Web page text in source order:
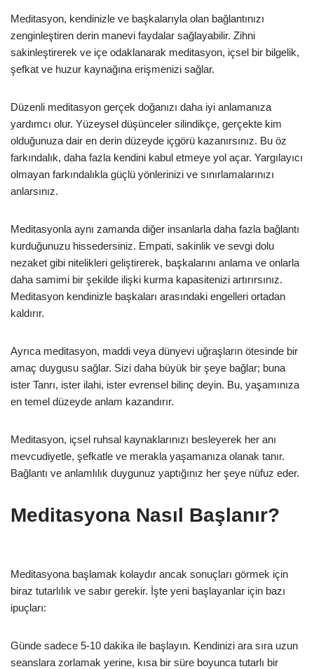
Meditasyon, kendinizle ve başkalarıyla olan bağlantınızı
zenginleştiren derin manevi faydalar sağlayabilir. Zihni
sakinleştirerek ve içe odaklanarak meditasyon, içsel bir bilgelik,
şefkat ve huzur kaynağına erişmenizi sağlar.
Düzenli meditasyon gerçek doğanızı daha iyi anlamanıza
yardımcı olur. Yüzeysel düşünceler silindikçe, gerçekte kim
olduğunuza dair en derin düzeyde içgörü kazanırsınız. Bu öz
farkındalık, daha fazla kendini kabul etmeye yol açar. Yargılayıcı
olmayan farkındalıkla güçlü yönlerinizi ve sınırlamalarınızı
anlarsınız.
Meditasyonla aynı zamanda diğer insanlarla daha fazla bağlantı
kurduğunuzu hissedersiniz. Empati, sakinlik ve sevgi dolu
nezaket gibi nitelikleri geliştirerek, başkalarını anlama ve onlarla
daha samimi bir şekilde ilişki kurma kapasitenizi artırırsınız.
Meditasyon kendinizle başkaları arasındaki engelleri ortadan
kaldırır.
Ayrıca meditasyon, maddi veya dünyevi uğraşların ötesinde bir
amaç duygusu sağlar. Sizi daha büyük bir şeye bağlar; buna
ister Tanrı, ister ilahi, ister evrensel bilinç deyin. Bu, yaşamınıza
en temel düzeyde anlam kazandırır.
Meditasyon, içsel ruhsal kaynaklarınızı besleyerek her anı
mevcudiyetle, şefkatle ve merakla yaşamanıza olanak tanır.
Bağlantı ve anlamlılık duygunuz yaptığınız her şeye nüfuz eder.
Meditasyona Nasıl Başlanır?
Meditasyona başlamak kolaydır ancak sonuçları görmek için
biraz tutarlılık ve sabır gerekir. İşte yeni başlayanlar için bazı
ipuçları:
Günde sadece 5-10 dakika ile başlayın. Kendinizi ara sıra uzun
seanslara zorlamak yerine, kısa bir süre boyunca tutarlı bir